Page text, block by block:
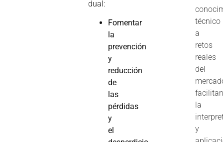
dual:
Fomentar
la
prevención
y
reducción
de
las
pérdidas
y
el
técnico
a
retos
reales
del
la
y